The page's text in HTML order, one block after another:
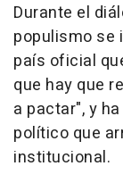
Durante el
populismo se
país oficial
que hay que
a pactar", y
político que
institucional.